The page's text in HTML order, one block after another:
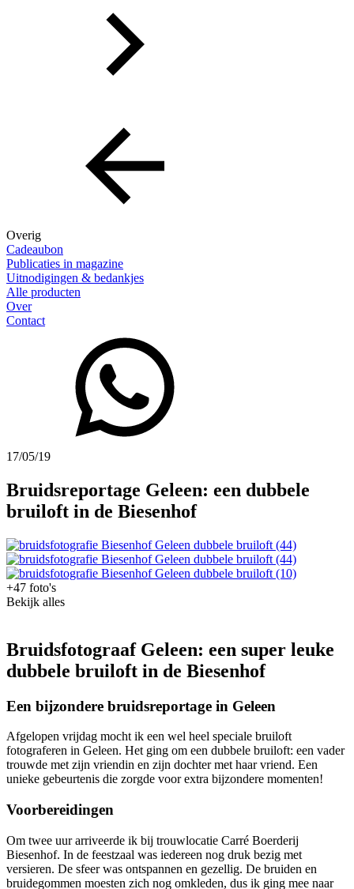
Overig
Cadeaubon
Publicaties in magazine
Uitnodigingen & bedankjes
Alle producten
Over
Contact
17/05/19
Bruidsreportage Geleen: een dubbele
bruiloft in de Biesenhof
+47 foto's
Bekijk alles
Bruidsfotograaf Geleen: een super leuke
dubbele bruiloft in de Biesenhof
Een bijzondere bruidsreportage in Geleen
Afgelopen vrijdag mocht ik een wel heel speciale bruiloft
fotograferen in Geleen. Het ging om een dubbele bruiloft: een vader
trouwde met zijn vriendin en zijn dochter met haar vriend. Een
unieke gebeurtenis die zorgde voor extra bijzondere momenten!
Voorbereidingen
Om twee uur arriveerde ik bij trouwlocatie Carré Boerderij
Biesenhof. In de feestzaal was iedereen nog druk bezig met
versieren. De sfeer was ontspannen en gezellig. De bruiden en
bruidegommen moesten zich nog omkleden, dus ik ging mee naar